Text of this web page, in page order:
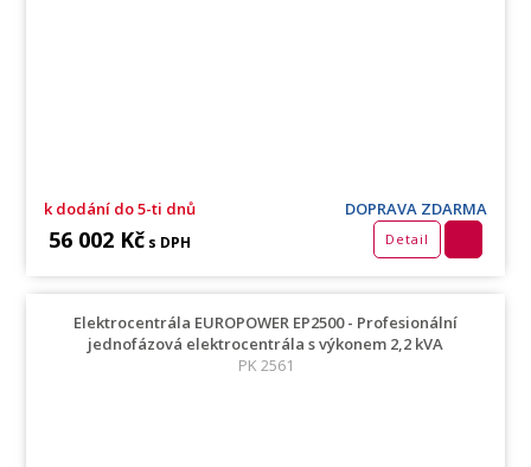
k dodání do 5-ti dnů DOPRAVA ZDARMA
56 002 Kč s DPH Detail
Elektrocentrála EUROPOWER EP2500 - Profesionální
jednofázová elektrocentrála s výkonem 2,2 kVA
PK 2561